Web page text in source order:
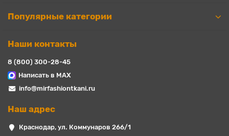
Популярные категории
Наши контакты
8 (800) 300-28-45
Написать в MAX
info@mirfashiontkani.ru
Наш адрес
Краснодар, ул. Коммунаров 266/1